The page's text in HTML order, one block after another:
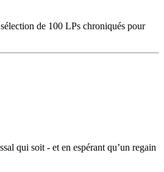
de 100 LPs chroniqués pour
qui soit - et en espérant qu’un regain